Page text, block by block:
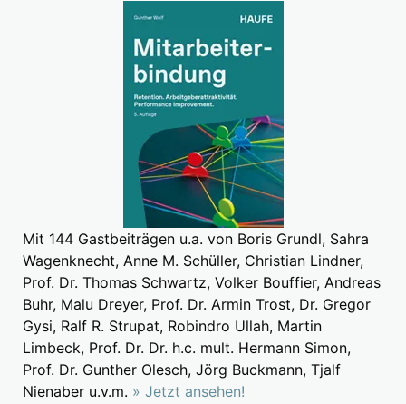
Mit 144 Gastbeiträgen u.a. von Boris Grundl, Sahra
Wagenknecht, Anne M. Schüller, Christian Lindner,
Prof. Dr. Thomas Schwartz, Volker Bouffier, Andreas
Buhr, Malu Dreyer, Prof. Dr. Armin Trost, Dr. Gregor
Gysi, Ralf R. Strupat, Robindro Ullah, Martin
Limbeck, Prof. Dr. Dr. h.c. mult. Hermann Simon,
Prof. Dr. Gunther Olesch, Jörg Buckmann, Tjalf
Nienaber u.v.m. » Jetzt ansehen!